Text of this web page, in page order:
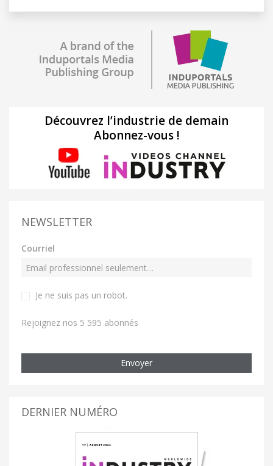
Découvrez l’industrie de demain
Abonnez-vous !
NEWSLETTER
Courriel
Je ne suis pas un robot.
Rejoignez nos 5 595 abonnés
Envoyer
DERNIER NUMÉRO